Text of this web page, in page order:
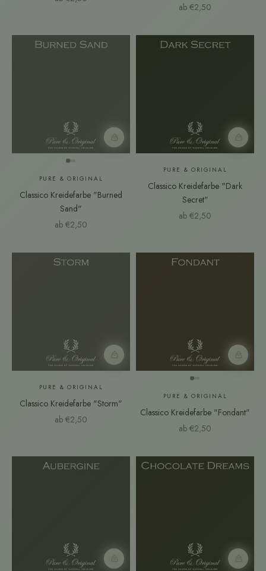
Angebot
ab €2,50
Farbmuster
PURE & ORIGINAL
Classico Kreidefarbe "Burned
Sand"
Angebot
ab €2,50
PURE & ORIGINAL
Classico Kreidefarbe "Dark
Secret"
Angebot
ab €2,50
Farbmuster
PURE & ORIGINAL
Classico Kreidefarbe "Storm"
Angebot
ab €2,50
PURE & ORIGINAL
Classico Kreidefarbe "Fondant"
Angebot
ab €2,50
Farbmuster